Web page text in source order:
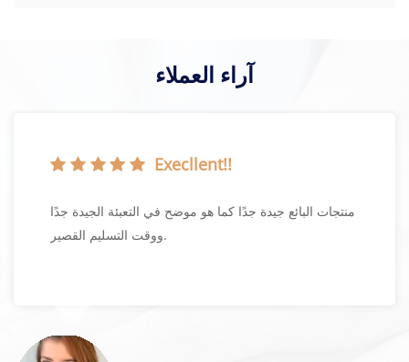
آراء العملاء
Execllent!!
منتجات البائع جيدة جدًا كما هو موضح في التعبئة الجيدة جدًا
ووقت التسليم القصير.